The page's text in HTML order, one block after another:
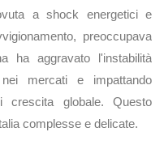
a shock energetici e
preoccupava
ha aggravato l'instabilità
mercati e impattando
crescita globale. Questo
complesse e delicate.